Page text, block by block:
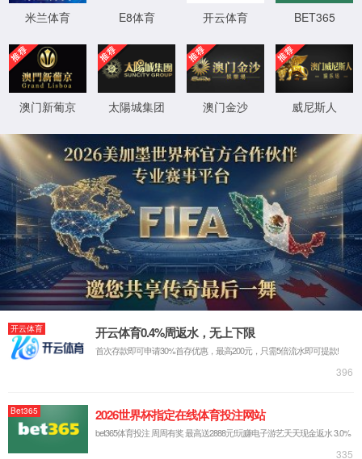
404
抱歉，你访问的页面不存在或仍在开发中
返回首页